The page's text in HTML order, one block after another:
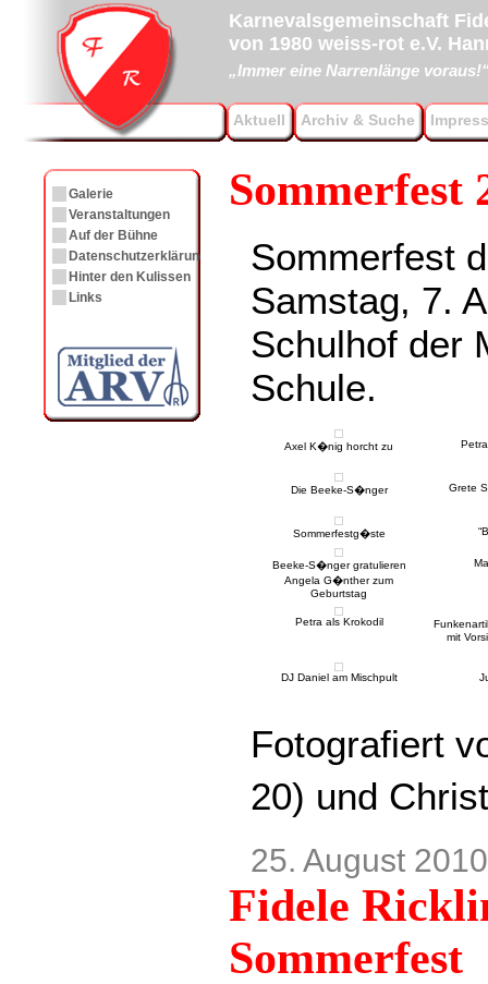
Karnevalsgemeinschaft
von 1980 weiss-rot e.V.
„Immer eine Narrenlänge
Aktuell Archiv & Suche
Sommerfest
Sommerfest
Samstag, 7.
Schulhof der
Schule.
Axel K�nig horcht zu
Die Beeke-S�nger Grete
Sommerfestg�ste
Beeke-S�nger gratulieren
Angela G�nther zum
Geburtstag
Petra als Krokodil
mit
DJ Daniel am Mischpult
Fotografiert
20) und
25. August 2010
Fidele
Sommerfest
Galerie
Veranstaltungen
Auf der Bühne
Datenschutzerklärung
Hinter den Kulissen
Links